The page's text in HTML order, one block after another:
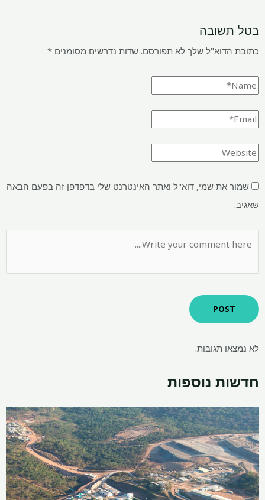
בטל תשובה
כתובת הדוא"ל שלך לא תפורסם. שדות נדרשים מסומנים *
שמור את שמי, דוא"ל ואתר האינטרנט שלי בדפדפן זה בפעם הבאה
שאגיב.
לא נמצאו תגובות.
חדשות נוספות